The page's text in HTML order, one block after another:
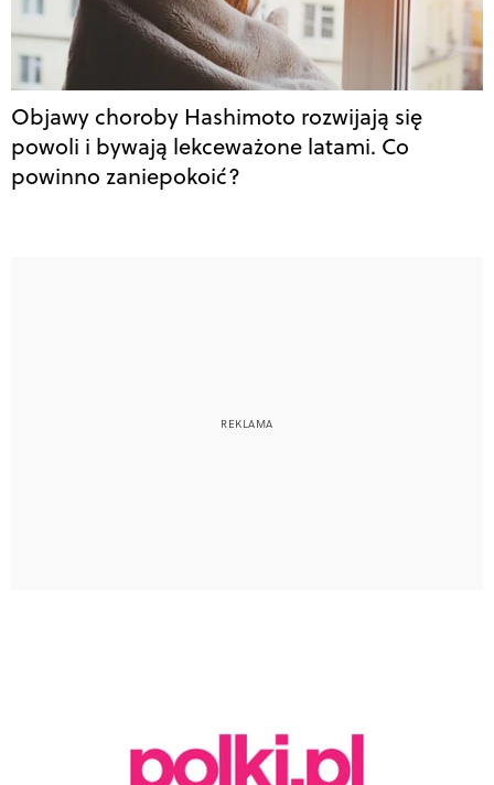
Objawy choroby Hashimoto rozwijają się
powoli i bywają lekceważone latami. Co
powinno zaniepokoić?